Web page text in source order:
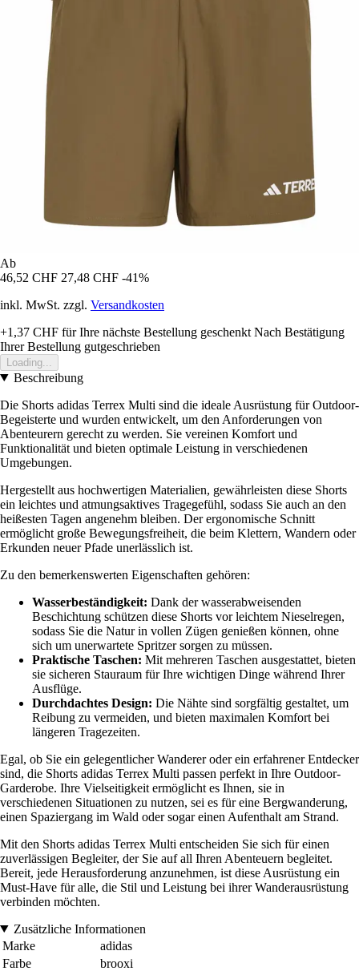
Ab
46,52 CHF 27,48 CHF -41%
inkl. MwSt. zzgl. Versandkosten
+1,37 CHF für Ihre nächste Bestellung geschenkt Nach Bestätigung
Ihrer Bestellung gutgeschrieben
Loading...
Beschreibung
Die Shorts adidas Terrex Multi sind die ideale Ausrüstung für Outdoor-
Begeisterte und wurden entwickelt, um den Anforderungen von
Abenteurern gerecht zu werden. Sie vereinen Komfort und
Funktionalität und bieten optimale Leistung in verschiedenen
Umgebungen.
Hergestellt aus hochwertigen Materialien, gewährleisten diese Shorts
ein leichtes und atmungsaktives Tragegefühl, sodass Sie auch an den
heißesten Tagen angenehm bleiben. Der ergonomische Schnitt
ermöglicht große Bewegungsfreiheit, die beim Klettern, Wandern oder
Erkunden neuer Pfade unerlässlich ist.
Zu den bemerkenswerten Eigenschaften gehören:
Wasserbeständigkeit: Dank der wasserabweisenden
Beschichtung schützen diese Shorts vor leichtem Nieselregen,
sodass Sie die Natur in vollen Zügen genießen können, ohne
sich um unerwartete Spritzer sorgen zu müssen.
Praktische Taschen: Mit mehreren Taschen ausgestattet, bieten
sie sicheren Stauraum für Ihre wichtigen Dinge während Ihrer
Ausflüge.
Durchdachtes Design: Die Nähte sind sorgfältig gestaltet, um
Reibung zu vermeiden, und bieten maximalen Komfort bei
längeren Tragezeiten.
Egal, ob Sie ein gelegentlicher Wanderer oder ein erfahrener Entdecker
sind, die Shorts adidas Terrex Multi passen perfekt in Ihre Outdoor-
Garderobe. Ihre Vielseitigkeit ermöglicht es Ihnen, sie in
verschiedenen Situationen zu nutzen, sei es für eine Bergwanderung,
einen Spaziergang im Wald oder sogar einen Aufenthalt am Strand.
Mit den Shorts adidas Terrex Multi entscheiden Sie sich für einen
zuverlässigen Begleiter, der Sie auf all Ihren Abenteuern begleitet.
Bereit, jede Herausforderung anzunehmen, ist diese Ausrüstung ein
Must-Have für alle, die Stil und Leistung bei ihrer Wanderausrüstung
verbinden möchten.
Zusätzliche Informationen
Marke
adidas
Farbe
brooxi